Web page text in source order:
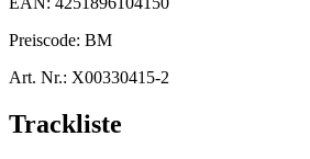
Preiscode: BM
Art. Nr.: X00330415-2
Trackliste